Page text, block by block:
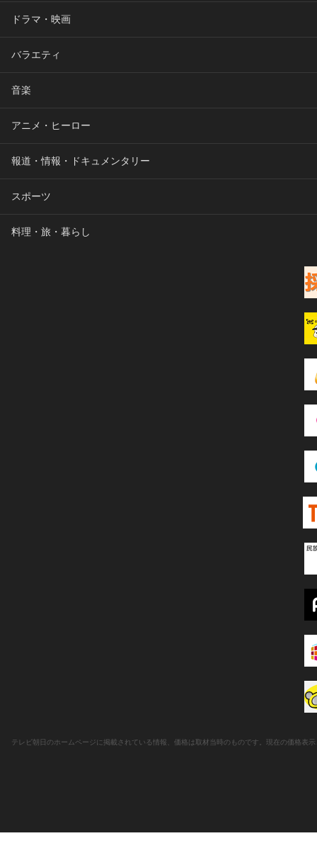
ドラマ・映画
バラエティ
音楽
アニメ・ヒーロー
報道・情報・ドキュメンタリー
スポーツ
料理・旅・暮らし
テレビ朝日のホームページに掲載されている情報、価格は取材当時のものです。現在の価格表